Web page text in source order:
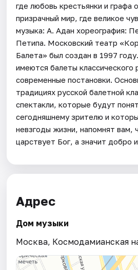
где любовь крестьянки и графа
призрачный мир, где великое
музыка: А. Адан хореография:
Петипа. Московский театр
Балета» был создан в 1997
имеются балеты классического
современные постановки.
традициях русской балетной
спектакли, которые будут
сегодняшнему зрителю и
невзгоды жизни, напомнят вам,
царствует Бог, а значит добро
Адрес
Дом музыки
Москва, Космодамианская